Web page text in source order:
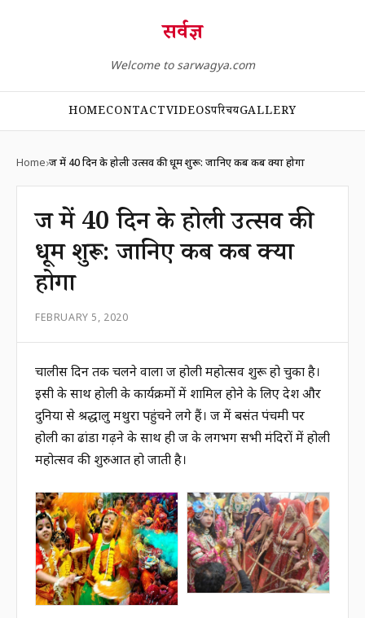
सर्वज्ञ
Welcome to sarwagya.com
HOMECONTACTVIDEOSपरिचयGALLERY
Home ब्रज में 40 दिन के होली उत्सव की धूम शुरू: जानिए कब कब क्या होगा
ब्रज में 40 दिन के होली उत्सव की
धूम शुरू: जानिए कब कब क्या
होगा
FEBRUARY 5, 2020
चालीस दिन तक चलने वाला ब्रज होली महोत्सव शुरू हो चुका है।
इसी के साथ होली के कार्यक्रमों में शामिल होने के लिए देश और
दुनिया से श्रद्धालु मथुरा पहुंचने लगे हैं। ब्रज में बसंत पंचमी पर
होली का ढांडा गढ़ने के साथ ही ब्रज के लगभग सभी मंदिरों में होली
महोत्सव की शुरुआत हो जाती है।